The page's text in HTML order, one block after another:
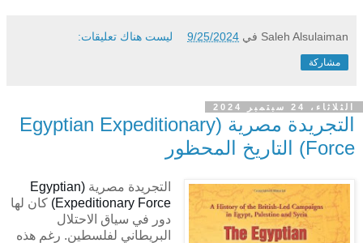
Saleh Alsulaiman في 9/25/2024 ليست هناك تعليقات:
مشاركة
الثلاثاء، 24 سبتمبر 2024
التجريدة مصرية (Egyptian Expeditionary
Force) التاريخ المحظور
التجريدة مصرية
(Egyptian
Expeditionary Force)
كان لها
دور في سياق الاحتلال
البريطاني لفلسطين. رغم هذه